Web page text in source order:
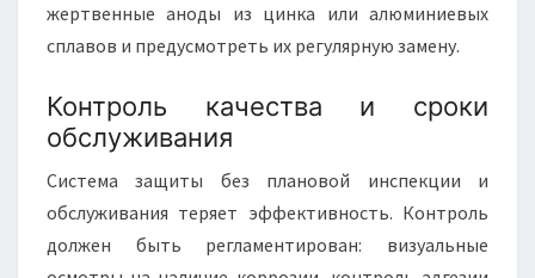
жертвенные аноды из цинка или алюминиевых
сплавов и предусмотреть их регулярную замену.
Контроль качества и сроки
обслуживания
Система защиты без плановой инспекции и
обслуживания теряет эффективность. Контроль
должен быть регламентирован: визуальные